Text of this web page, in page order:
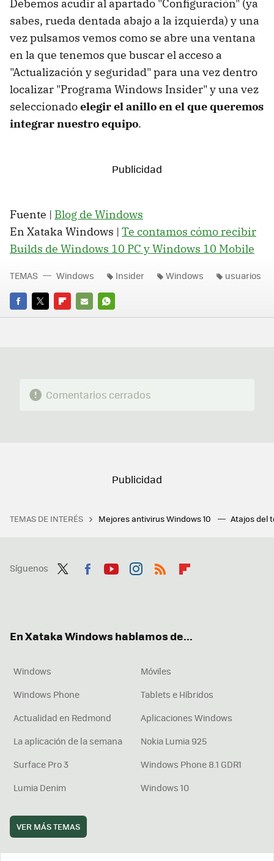
Debemos acudir al apartado "Configuración" (ya
sabes, rueda dentada abajo a la izquierda) y una
vez pulsamos vemos como se abre una ventana
en la que tenemos que buscar el acceso a
"Actualización y seguridad" para una vez dentro
localizar "Programa Windows Insider" y una vez
seleccionadoelegir el anillo en el que queremos
integrar nuestro equipo.
Fuente | Blog de Windows
En Xataka Windows | Te contamos cómo recibir
Builds de Windows 10 PC y Windows 10 Mobile
FACEBOOK
TWITTERFLIPBOARD
E-
WHATSAPP
TEMAS Windows Insider Windows usuarios
Comentarios cerrados
TEMAS DE INTERÉS Mejores antivirus Windows 10 Atajos del
Síguenos
En Xataka Windows hablamos de...
Windows
Móviles
Windows Phone
Tablets e Híbridos
Actualidad en Redmond
Aplicaciones Windows
La aplicación de la semana
Nokia Lumia 925
Surface Pro 3
Windows Phone 8.1 GDR1
Lumia Denim
Windows 10
VER MÁS TEMAS